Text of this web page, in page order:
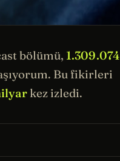
bölümü, 1.309.074
Bu fikirleri
kez izledi.